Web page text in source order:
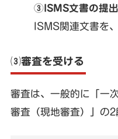
③ISMS文書の提出
ISMS関連文書を
⑶審査を受ける
審査は、一般的に「一
審査（現地審査）」の2